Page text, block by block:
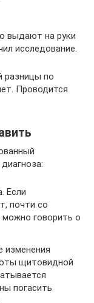
выдают на руки
исследование.
разницы по
Проводится
Если
почти со
говорить о
изменения
щитовидной
погасить